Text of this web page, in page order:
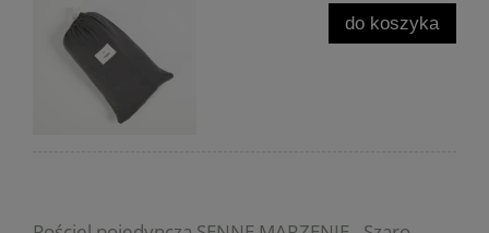
do koszyka